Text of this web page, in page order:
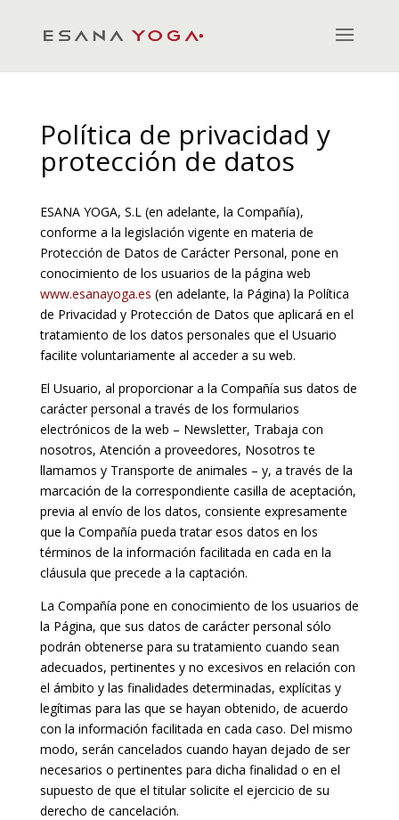
Política de privacidad y
protección de datos
ESANA YOGA, S.L (en adelante, la Compañía),
conforme a la legislación vigente en materia de
Protección de Datos de Carácter Personal, pone en
conocimiento de los usuarios de la página web
www.esanayoga.es (en adelante, la Página) la Política
de Privacidad y Protección de Datos que aplicará en el
tratamiento de los datos personales que el Usuario
facilite voluntariamente al acceder a su web.
El Usuario, al proporcionar a la Compañía sus datos de
carácter personal a través de los formularios
electrónicos de la web – Newsletter, Trabaja con
nosotros, Atención a proveedores, Nosotros te
llamamos y Transporte de animales – y, a través de la
marcación de la correspondiente casilla de aceptación,
previa al envío de los datos, consiente expresamente
que la Compañía pueda tratar esos datos en los
términos de la información facilitada en cada en la
cláusula que precede a la captación.
La Compañía pone en conocimiento de los usuarios de
la Página, que sus datos de carácter personal sólo
podrán obtenerse para su tratamiento cuando sean
adecuados, pertinentes y no excesivos en relación con
el ámbito y las finalidades determinadas, explícitas y
legítimas para las que se hayan obtenido, de acuerdo
con la información facilitada en cada caso. Del mismo
modo, serán cancelados cuando hayan dejado de ser
necesarios o pertinentes para dicha finalidad o en el
supuesto de que el titular solicite el ejercicio de su
derecho de cancelación.